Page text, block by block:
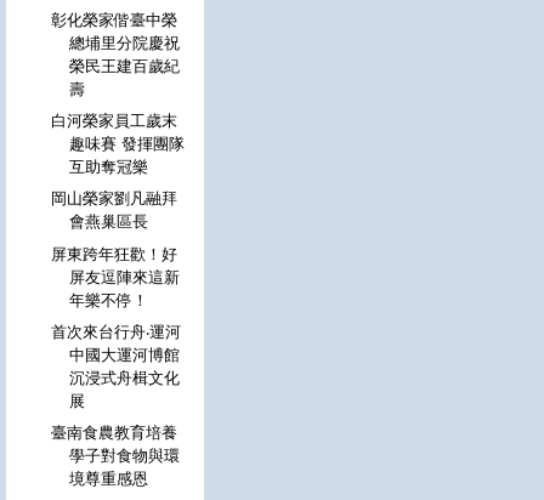
彰化榮家偕臺中榮
總埔里分院慶祝
榮民王建百歲紀
壽
白河榮家員工歲末
趣味賽 發揮團隊
互助奪冠樂
岡山榮家劉凡融拜
會燕巢區長
屏東跨年狂歡！好
屏友逗陣來這新
年樂不停！
首次來台行舟‧運河
中國大運河博館
沉浸式舟楫文化
展
臺南食農教育培養
學子對食物與環
境尊重感恩